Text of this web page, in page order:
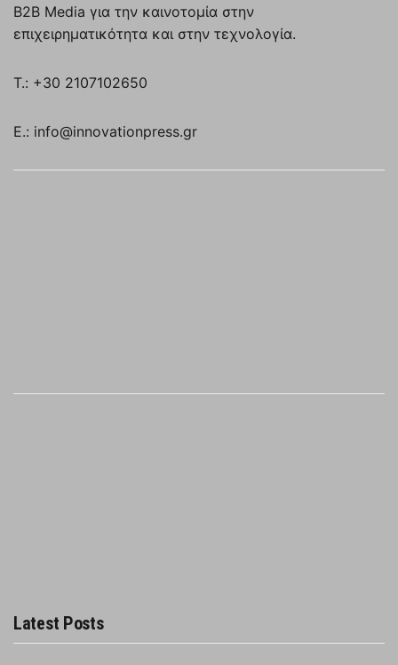
B2B Media για την καινοτομία στην
επιχειρηματικότητα και στην τεχνολογία.
T.: +30 2107102650
E.: info@innovationpress.gr
Latest Posts